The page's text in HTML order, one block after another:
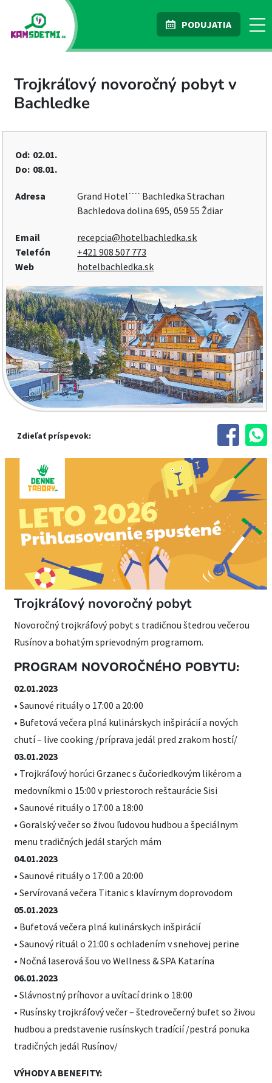
PODUJATIA
Trojkráľový novoročný pobyt v
Bachledke
Od: 02.01.
Do: 08.01.
Adresa
Grand Hotel˙˙˙˙ Bachledka Strachan
Bachledova dolina 695, 059 55 Ždiar
Email
recepcia@hotelbachledka.sk
Telefón
+421 908 507 773
Web
hotelbachledka.sk
Zdieľať príspevok:
Trojkráľový novoročný pobyt
Novoročný trojkráľový pobyt s tradičnou štedrou večerou
Rusínov a bohatým sprievodným programom.
PROGRAM NOVOROČNÉHO POBYTU:
02.01.2023
• Saunové rituály o 17:00 a 20:00
• Bufetová večera plná kulinárskych inšpirácií a nových
chutí – live cooking /príprava jedál pred zrakom hostí/
03.01.2023
• Trojkráľový horúci Grzanec s čučoriedkovým likérom a
medovníkmi o 15:00 v priestoroch reštaurácie Sisi
• Saunové rituály o 17:00 a 18:00
• Goralský večer so živou ľudovou hudbou a špeciálnym
menu tradičných jedál starých mám
04.01.2023
• Saunové rituály o 17:00 a 20:00
• Servírovaná večera Titanic s klavírnym doprovodom
05.01.2023
• Bufetová večera plná kulinárskych inšpirácií
• Saunový rituál o 21:00 s ochladením v snehovej perine
• Nočná laserová šou vo Wellness & SPA Katarína
06.01.2023
• Slávnostný príhovor a uvítací drink o 18:00
• Rusínsky trojkráľový večer – štedrovečerný bufet so živou
hudbou a predstavenie rusínskych tradícií /pestrá ponuka
tradičných jedál Rusínov/
VÝHODY A BENEFITY: